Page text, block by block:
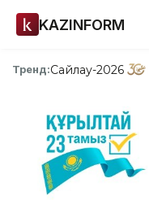
KAZINFORM
Тренд:Сайлау-2026